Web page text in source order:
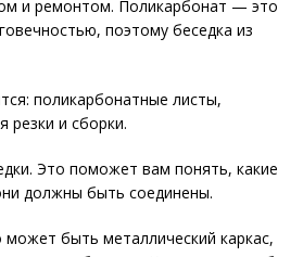
и ремонтом. Поликарбонат — это
поэтому беседка из
поликарбонатные листы,
резки и сборки.
Это поможет вам понять, какие
должны быть соединены.
быть металлический каркас,